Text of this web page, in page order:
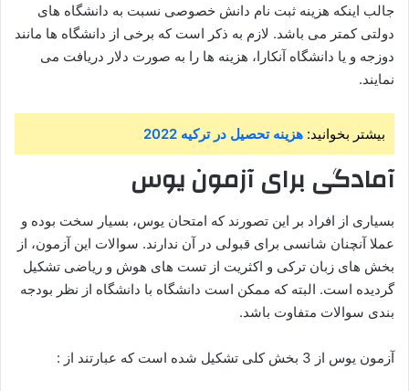
جالب اینکه هزینه ثبت نام دانش خصوصی نسبت به دانشگاه های
دولتی کمتر می باشد. لازم به ذکر است که برخی از دانشگاه ها مانند
دوزجه و یا دانشگاه آنکارا، هزینه ها را به صورت دلار دریافت می
نمایند.
بیشتر بخوانید: هزینه تحصیل در ترکیه 2022
آمادگی برای آزمون یوس
بسیاری از افراد بر این تصورند که امتحان یوس، بسیار سخت بوده و
عملا آنچنان شانسی برای قبولی در آن ندارند. سوالات این آزمون، از
بخش های زبان ترکی و اکثریت از تست های هوش و ریاضی تشکیل
گردیده است. البته که ممکن است دانشگاه با دانشگاه از نظر بودجه
بندی سوالات متفاوت باشد.
آزمون یوس از 3 بخش کلی تشکیل شده است که عبارتند از :